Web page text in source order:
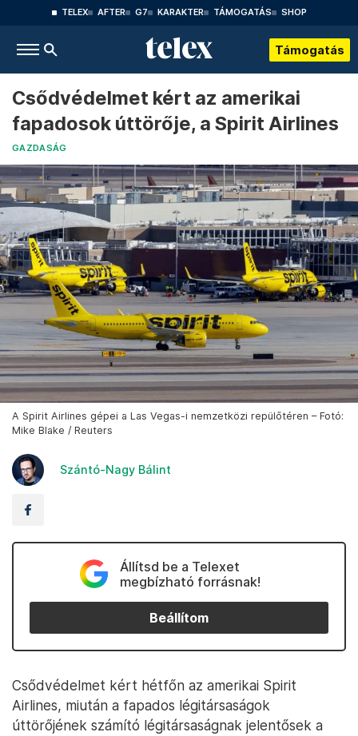
TELEX AFTER G7 KARAKTER TÁMOGATÁS SHOP
Támogatás
Csődvédelmet kért az amerikai
fapadosok úttörője, a Spirit Airlines
GAZDASÁG
A Spirit Airlines gépei a Las Vegas-i nemzetközi repülőtéren – Fotó:
Mike Blake / Reuters
Szántó-Nagy Bálint
Állítsd be a Telexet
megbízható forrásnak!
Beállítom
Csődvédelmet kért hétfőn az amerikai Spirit
Airlines, miután a fapados légitársaságok
úttörőjének számító légitársaságnak jelentősek a